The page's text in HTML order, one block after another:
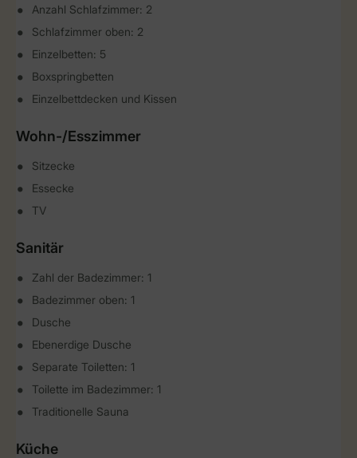
Anzahl Schlafzimmer: 2
Schlafzimmer oben: 2
Einzelbetten: 5
Boxspringbetten
Einzelbettdecken und Kissen
Wohn-/Esszimmer
Sitzecke
Essecke
TV
Sanitär
Zahl der Badezimmer: 1
Badezimmer oben: 1
Dusche
Ebenerdige Dusche
Separate Toiletten: 1
Toilette im Badezimmer: 1
Traditionelle Sauna
Küche